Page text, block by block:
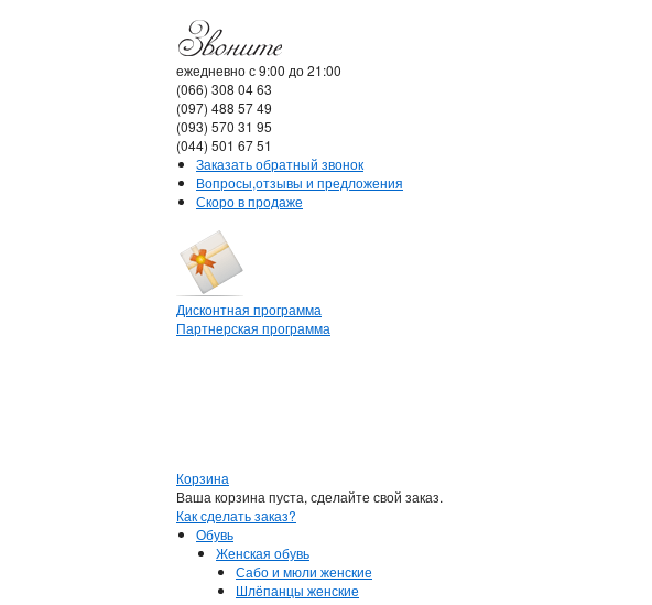
ежедневно с 9:00 до 21:00
(066) 308 04 63
(097) 488 57 49
(093) 570 31 95
(044) 501 67 51
Заказать обратный звонок
Вопросы,отзывы и предложения
Скоро в продаже
Дисконтная программа
Партнерская программа
Корзина
Ваша корзина пуста, сделайте свой заказ.
Как сделать заказ?
Обувь
Женская обувь
Сабо и мюли женские
Шлёпанцы женские